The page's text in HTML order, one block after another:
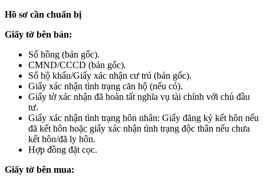
Hồ sơ cần chuẩn bị
Giấy tờ bên bán:
Sổ hồng (bản gốc).
CMND/CCCD (bản gốc).
Sổ hộ khẩu/Giấy xác nhận cư trú (bản gốc).
Giấy xác nhận tình trạng căn hộ (nếu có).
Giấy tờ xác nhận đã hoàn tất nghĩa vụ tài chính với chủ đầu
tư.
Giấy xác nhận tình trạng hôn nhân: Giấy đăng ký kết hôn nếu
đã kết hôn hoặc giấy xác nhận tình trạng độc thân nếu chưa
kết hôn/đã ly hôn.
Hợp đồng đặt cọc.
Giấy tờ bên mua: